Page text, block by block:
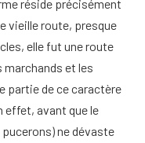
réside précisément
vieille route, presque
elle fut une route
marchands et les
partie de ce caractère
effet, avant que le
ne dévaste